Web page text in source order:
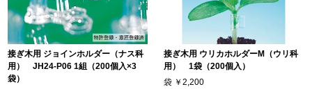
接ぎ木用 ジョインホルダー（ナス科
用） JH24-P06 1組（200個入×3
袋）
接ぎ木用 ウリカホルダーM（ウリ科
用） 1袋（200個入）
袋 ￥2,200